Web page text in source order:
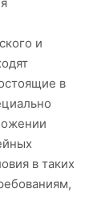
и
в
в таких